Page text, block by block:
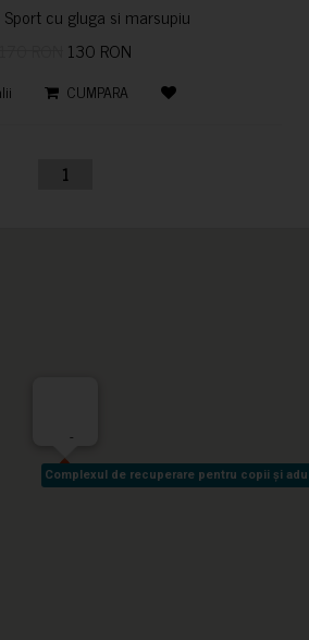
cu gluga si marsupiu
130 RON
CUMPARA
1
Complexul de recuperare pentru copii și
Complexul de recuperare pentru copii și
-